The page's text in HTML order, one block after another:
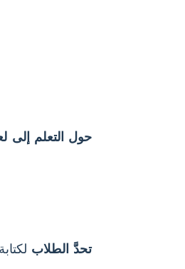
حول التعلم إلى
تحدَّ الطلاب